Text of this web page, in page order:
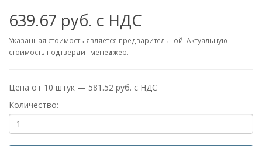
639.67 руб. с НДС
Указанная стоимость является предварительной. Актуальную
стоимость подтвердит менеджер.
Цена от 10 штук — 581.52 руб. с НДС
Количество: